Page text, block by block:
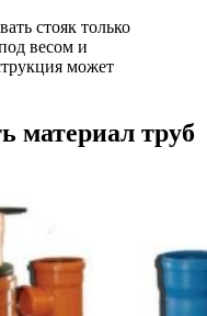
стояк только
весом и
может
материал труб